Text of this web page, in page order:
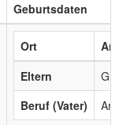
Geburtsdaten
Ort
Eltern
Beruf (Vater)